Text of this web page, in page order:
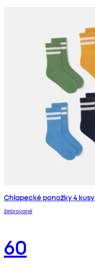
Chlapecké ponožky 4 kusy
žebrované
60